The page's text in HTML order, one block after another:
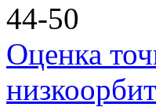
44-50
Оценка